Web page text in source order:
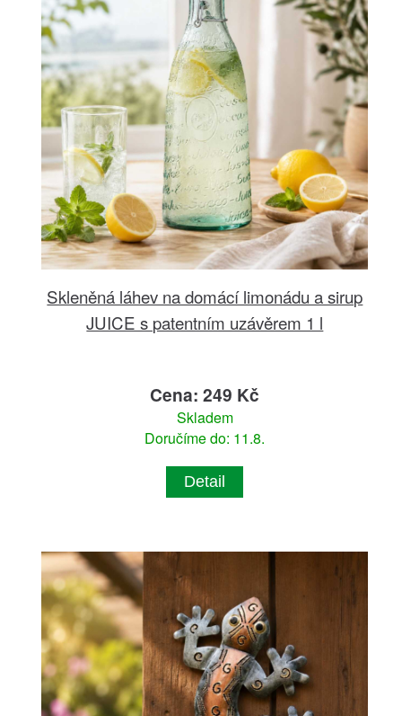
Skleněná láhev na domácí limonádu a sirup
JUICE s patentním uzávěrem 1 l
Cena: 249 Kč
Skladem
Doručíme do: 11.8.
Detail